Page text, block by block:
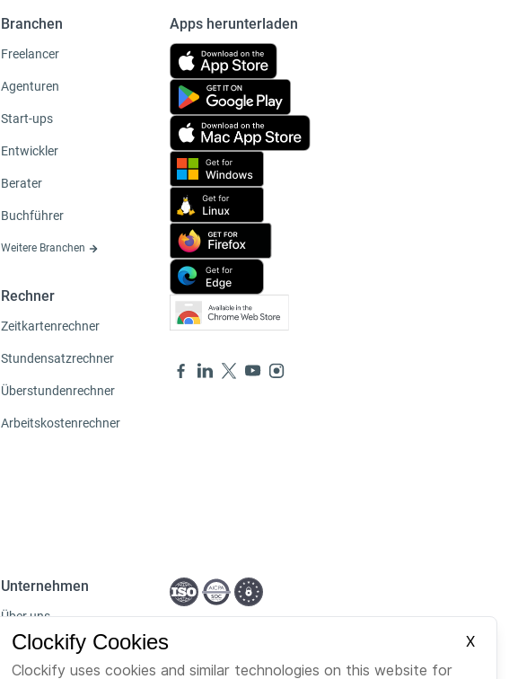
Branchen
Freelancer
Agenturen
Start-ups
Entwickler
Berater
Buchführer
Weitere Branchen
Rechner
Zeitkartenrechner
Stundensatzrechner
Überstundenrechner
Arbeitskostenrechner
Apps herunterladen
Unternehmen
Über uns
Karriere
Clockify Cookies
X
Clockify uses cookies and similar technologies on this website for